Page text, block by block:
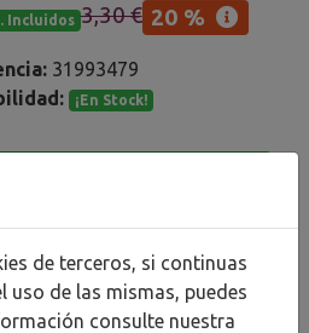
Incluidos 3,30 € 20 %
31993479
¡En Stock!
de terceros, si continuas
uso de las mismas, puedes
consulte nuestra